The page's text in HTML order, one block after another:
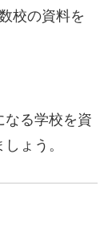
校の資料を
なる学校を資
ょう。